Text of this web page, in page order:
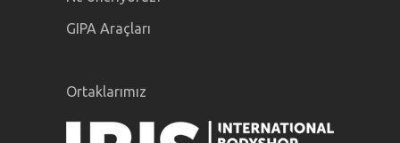
GIPA Araçları
Ortaklarımız